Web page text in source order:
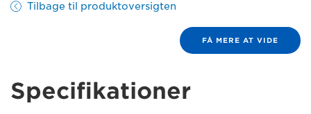
Tilbage til produktoversigten
FÅ MERE AT VIDE
Specifikationer